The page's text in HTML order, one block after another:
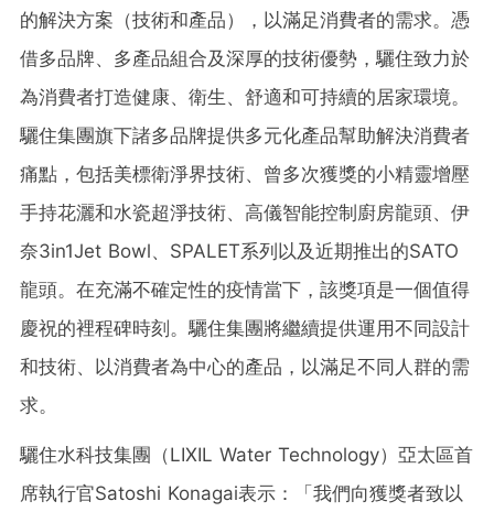
的解決方案（技術和產品），以滿足消費者的需求。憑
借多品牌、多產品組合及深厚的技術優勢，驪住致力於
為消費者打造健康、衛生、舒適和可持續的居家環境。
驪住集團旗下諸多品牌提供多元化產品幫助解決消費者
痛點，包括美標衛淨界技術、曾多次獲獎的小精靈增壓
手持花灑和水瓷超淨技術、高儀智能控制廚房龍頭、伊
奈3in1Jet Bowl、SPALET系列以及近期推出的SATO
龍頭。在充滿不確定性的疫情當下，該獎項是一個值得
慶祝的裡程碑時刻。驪住集團將繼續提供運用不同設計
和技術、以消費者為中心的產品，以滿足不同人群的需
求。
驪住水科技集團（LIXIL Water Technology）亞太區首
席執行官Satoshi Konagai表示：
「我們向獲獎者致以